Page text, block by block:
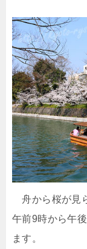
舟から桜が見
午前9時から午
ます。